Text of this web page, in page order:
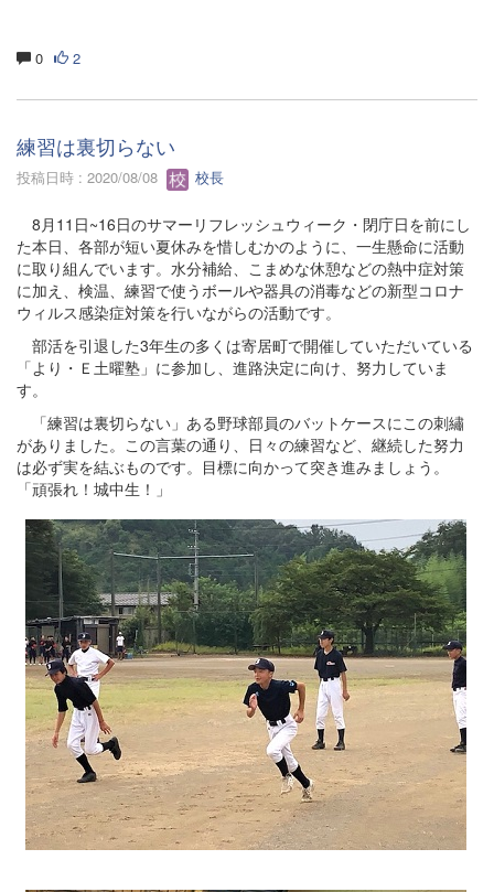
0 2
練習は裏切らない
投稿日時 : 2020/08/08 校長
8月11日~16日のサマーリフレッシュウィーク・閉庁日を前にし
た本日、各部が短い夏休みを惜しむかのように、一生懸命に活動
に取り組んでいます。水分補給、こまめな休憩などの熱中症対策
に加え、検温、練習で使うボールや器具の消毒などの新型コロナ
ウィルス感染症対策を行いながらの活動です。
部活を引退した3年生の多くは寄居町で開催していただいている
「より・Ｅ土曜塾」に参加し、進路決定に向け、努力していま
す。
「練習は裏切らない」ある野球部員のバットケースにこの刺繡
がありました。この言葉の通り、日々の練習など、継続した努力
は必ず実を結ぶものです。目標に向かって突き進みましょう。
「頑張れ！城中生！」